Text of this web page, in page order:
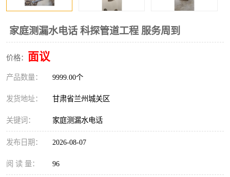
家庭测漏水电话 科探管道工程 服务周到
价格： 面议
产品数量： 9999.00个
发货地址： 甘肃省兰州城关区
关键词： 家庭测漏水电话
发布日期： 2026-08-07
阅 读 量： 96